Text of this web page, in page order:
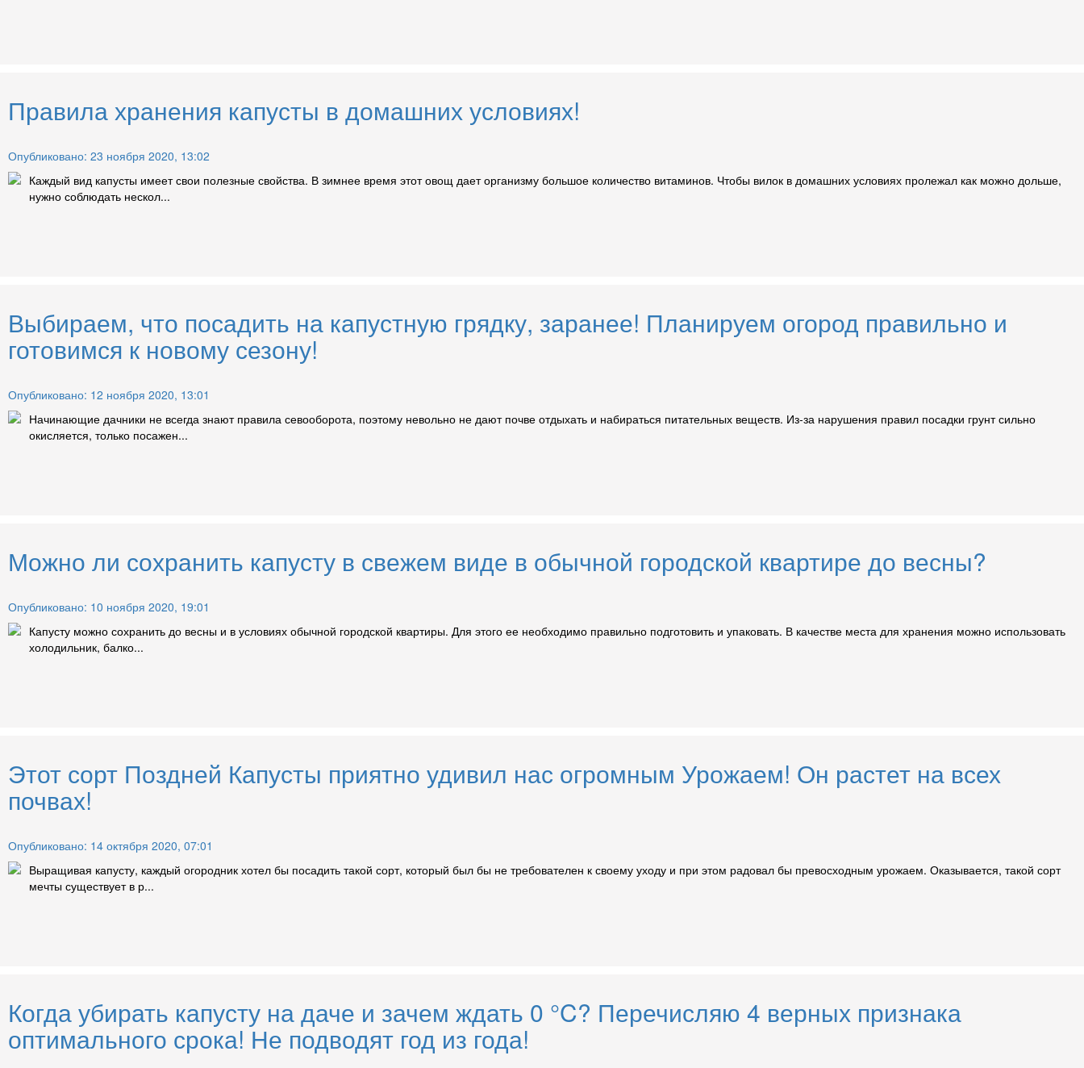
Правила хранения капусты в домашних условиях!
Опубликовано: 23 ноября 2020, 13:02
Каждый вид капусты имеет свои полезные свойства. В зимнее время этот овощ дает организму большое количество витаминов. Чтобы вилок в домашних условиях пролежал как можно дольше,
нужно соблюдать нескол...
Выбираем, что посадить на капустную грядку, заранее! Планируем огород правильно и
готовимся к новому сезону!
Опубликовано: 12 ноября 2020, 13:01
Начинающие дачники не всегда знают правила севооборота, поэтому невольно не дают почве отдыхать и набираться питательных веществ. Из-за нарушения правил посадки грунт сильно
окисляется, только посажен...
Можно ли сохранить капусту в свежем виде в обычной городской квартире до весны?
Опубликовано: 10 ноября 2020, 19:01
Капусту можно сохранить до весны и в условиях обычной городской квартиры. Для этого ее необходимо правильно подготовить и упаковать. В качестве места для хранения можно использовать
холодильник, балко...
Этот сорт Поздней Капусты приятно удивил нас огромным Урожаем! Он растет на всех
почвах!
Опубликовано: 14 октября 2020, 07:01
Выращивая капусту, каждый огородник хотел бы посадить такой сорт, который был бы не требователен к своему уходу и при этом радовал бы превосходным урожаем. Оказывается, такой сорт
мечты существует в р...
Когда убирать капусту на даче и зачем ждать 0 °C? Перечисляю 4 верных признака
оптимального срока! Не подводят год из года!